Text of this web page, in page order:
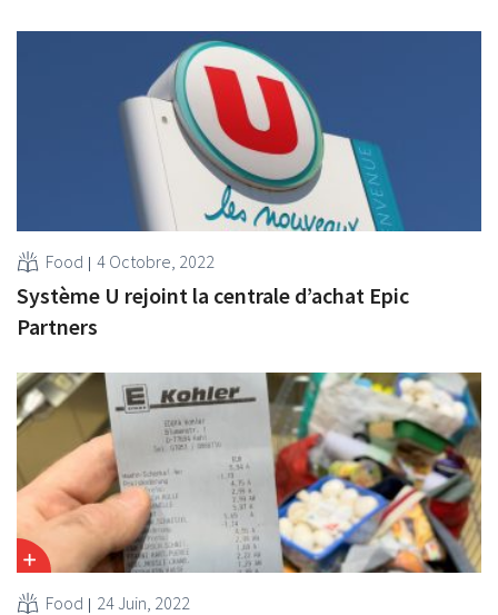
Food 4 Octobre, 2022
Système U rejoint la centrale d’achat Epic
Partners
Food 24 Juin, 2022